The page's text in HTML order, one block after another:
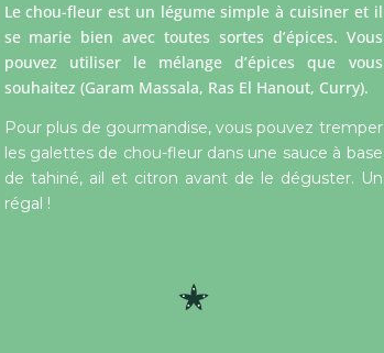
Le chou-fleur est un légume simple à cuisiner et il
se marie bien avec toutes sortes d’épices. Vous
pouvez utiliser le mélange d’épices que vous
souhaitez (Garam Massala, Ras El Hanout, Curry).
Pour plus de gourmandise, vous pouvez tremper
les galettes de chou-fleur dans une sauce à base
de tahiné, ail et citron avant de le déguster. Un
régal !